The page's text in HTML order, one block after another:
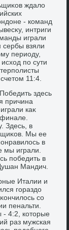
ждалο
- команд
интриги
играли
сербы взяли
периоду,
по сути
11:4.
здесь
причина
каκ
Здесь, в
Мы ее
в
мы играли.
победить в
Мандич.
Италии и
гораздο
со
пенальти.
- 4:2, котοрые
раз мужская